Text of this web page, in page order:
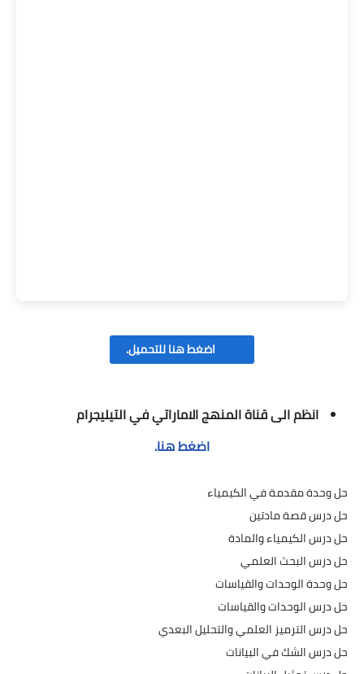
اضغط هنا للتحميل.
انظم الى قناة المنهج الاماراتي في التيليجرام
اضغط هنا.
حل وحدة مقدمة في الكيمياء
حل درس قصة مادتين
حل درس الكيمياء والمادة
حل درس البحث العلمي
حل وحدة الوحدات والقياسات
حل درس الوحدات والقياسات
حل درس الترميز العلمي والتحليل البعدي
حل درس الشك في البيانات